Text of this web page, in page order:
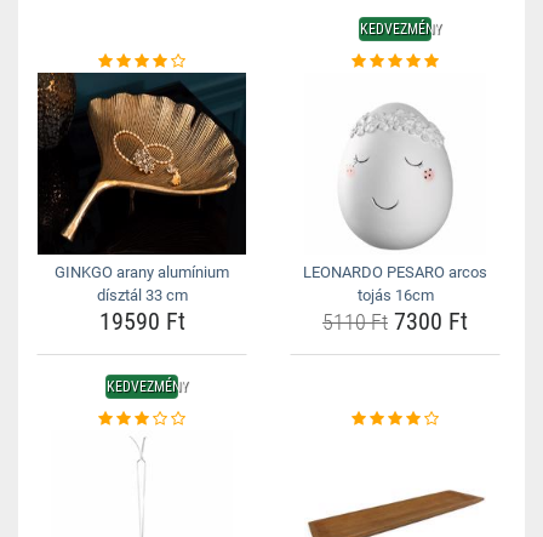
GINKGO arany alumínium
dísztál 33 cm
19590 Ft
KEDVEZMÉNY
LEONARDO PESARO arcos
tojás 16cm
5110 Ft 7300 Ft
KEDVEZMÉNY